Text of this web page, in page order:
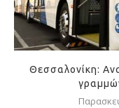
Θεσσαλονίκη: